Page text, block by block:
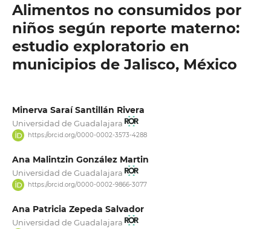
Alimentos no consumidos por
niños según reporte materno:
estudio exploratorio en
municipios de Jalisco, México
Minerva Saraí Santillán Rivera
Universidad de Guadalajara
https://orcid.org/0000-0002-3573-4288
Ana Malintzin González Martin
Universidad de Guadalajara
https://orcid.org/0000-0002-9866-3077
Ana Patricia Zepeda Salvador
Universidad de Guadalajara